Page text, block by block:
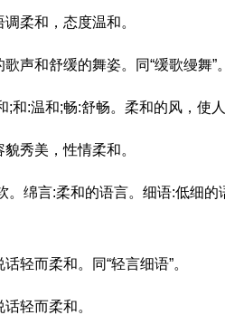
柔和，态度温和。
和舒缓的舞姿。同“缓歌缦舞”。
:温和;畅:舒畅。柔和的风，使人
秀美，性情柔和。
绵言:柔和的语言。细语:低细的
而柔和。同“轻言细语”。
轻而柔和。